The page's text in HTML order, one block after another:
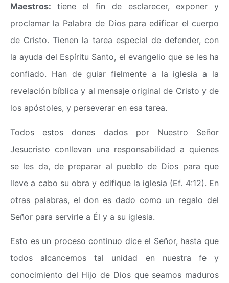
Maestros: tiene el fin de esclarecer, exponer y
proclamar la Palabra de Dios para edificar el cuerpo
de Cristo. Tienen la tarea especial de defender, con
la ayuda del Espíritu Santo, el evangelio que se les ha
confiado. Han de guiar fielmente a la iglesia a la
revelación bíblica y al mensaje original de Cristo y de
los apóstoles, y perseverar en esa tarea.
Todos estos dones dados por Nuestro Señor
Jesucristo conllevan una responsabilidad a quienes
se les da, de preparar al pueblo de Dios para que
lleve a cabo su obra y edifique la iglesia (Ef. 4:12). En
otras palabras, el don es dado como un regalo del
Señor para servirle a Él y a su iglesia.
Esto es un proceso continuo dice el Señor, hasta que
todos alcancemos tal unidad en nuestra fe y
conocimiento del Hijo de Dios que seamos maduros